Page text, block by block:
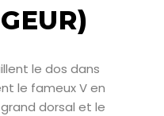
le dos dans
le fameux V en
dorsal et le